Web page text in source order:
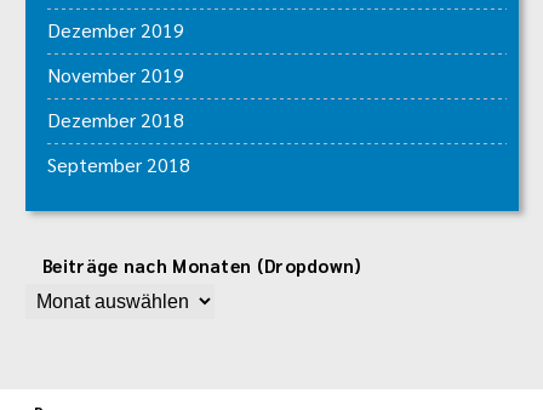
Dezember 2019
November 2019
Dezember 2018
September 2018
Beiträge nach Monaten (Dropdown)